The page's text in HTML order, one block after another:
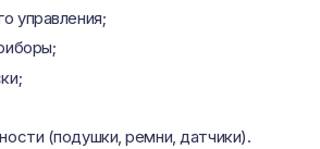
управления;
(подушки, ремни, датчики).